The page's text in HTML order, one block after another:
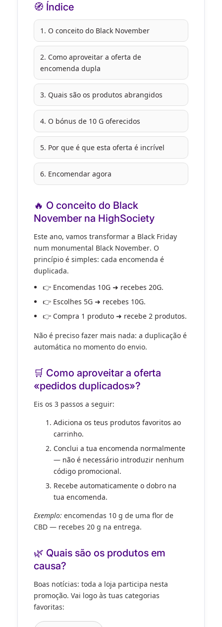
🧭 Índice
1. O conceito do Black November
2. Como aproveitar a oferta de
encomenda dupla
3. Quais são os produtos abrangidos
4. O bónus de 10 G oferecidos
5. Por que é que esta oferta é incrível
6. Encomendar agora
🔥 O conceito do Black
November na HighSociety
Este ano, vamos transformar a Black Friday
num monumental Black November. O
princípio é simples: cada encomenda é
duplicada.
👉 Encomendas 10G ➜ recebes 20G.
👉 Escolhes 5G ➜ recebes 10G.
👉 Compra 1 produto ➜ recebe 2 produtos.
Não é preciso fazer mais nada: a duplicação é
automática no momento do envio.
🛒 Como aproveitar a oferta
«pedidos duplicados»?
Eis os 3 passos a seguir:
Adiciona os teus produtos favoritos ao
carrinho.
Conclui a tua encomenda normalmente
— não é necessário introduzir nenhum
código promocional.
Recebe automaticamente o dobro na
tua encomenda.
Exemplo: encomendas 10 g de uma flor de
CBD — recebes 20 g na entrega.
🌿 Quais são os produtos em
causa?
Boas notícias: toda a loja participa nesta
promoção. Vai logo às tuas categorias
favoritas: